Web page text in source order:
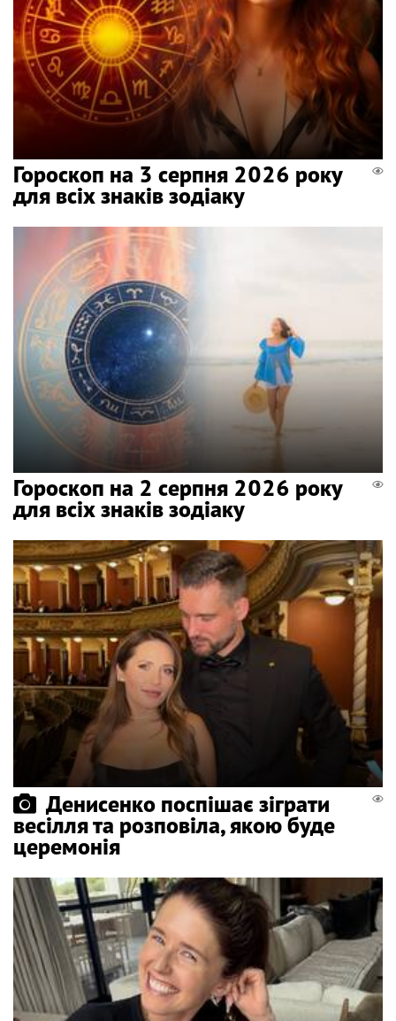
Гороскоп на 3 серпня 2026 року
для всіх знаків зодіаку
Гороскоп на 2 серпня 2026 року
для всіх знаків зодіаку
Денисенко поспішає зіграти
весілля та розповіла, якою буде
церемонія